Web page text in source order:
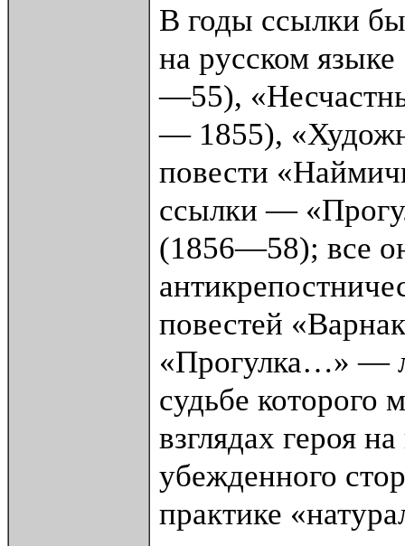
В годы ссылки
на русском
—55),
— 1855),
повести
ссылки —
(1856—58); все
повестей
«Прогулка…» —
судьбе которого
взглядах героя
убежденного
практике